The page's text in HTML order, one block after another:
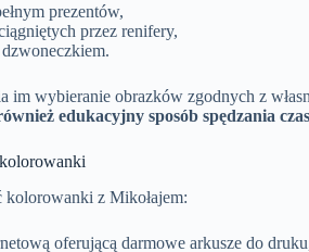
prezentów,
przez renifery,
im wybieranie obrazków zgodnych z
edukacyjny sposób spędzania
z Mikołajem:
oferującą darmowe arkusze do